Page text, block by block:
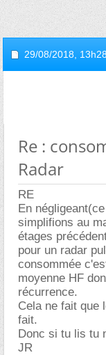
29/08/2018,
Re :
Radar
RE
En
simplifions au
étages
pour un radar
consommée
moyenne HF
récurrence.
Cela ne fait que
fait.
Donc si tu lis tu
JR